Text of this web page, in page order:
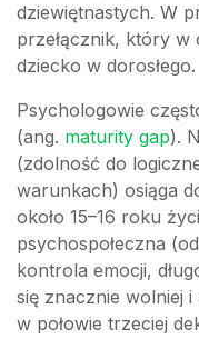
dziewiętnastych. W
przełącznik, który w
dziecko w dorosłego.
Psychologowie
(ang. maturity gap).
(zdolność do
warunkach) osiąga
około 15–16 roku
psychospołeczna
kontrola emocji,
się znacznie wolniej i
w połowie trzeciej